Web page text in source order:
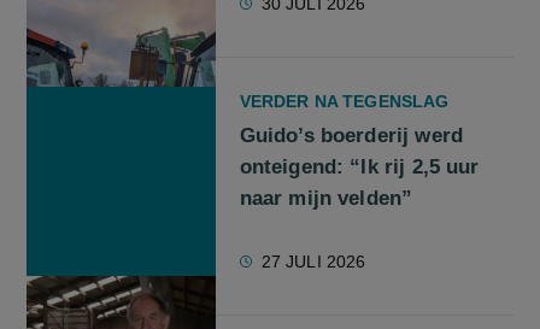
30 JULI 2026
VERDER NA TEGENSLAG
Guido’s boerderij werd
onteigend: “Ik rij 2,5 uur
naar mijn velden”
27 JULI 2026